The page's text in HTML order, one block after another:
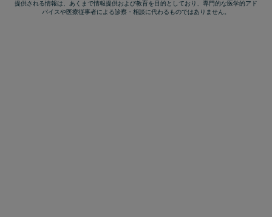
提供される情報は、あくまで情報提供および教育を目的としており、専門的な医学的アド
バイスや医療従事者による診察・相談に代わるものではありません。